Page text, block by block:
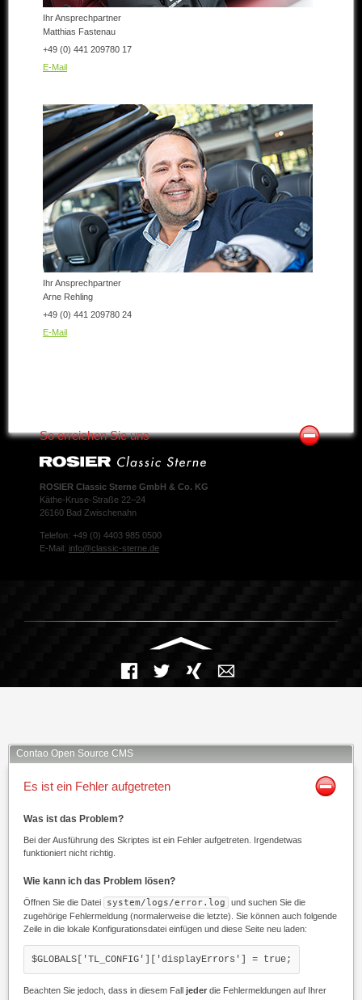
Haftungsausschluss
Ihr Ansprechpartner
Matthias Fastenau
+49 (0) 441 209780 17
E-Mail
Ihr Ansprechpartner
Arne Rehling
+49 (0) 441 209780 24
E-Mail
So erreichen Sie uns
ROSIER Classic Sterne GmbH & Co. KG
Käthe-Kruse-Straße 22–24
26160 Bad Zwischenahn
Telefon: +49 (0) 4403 985 0500
E-Mail: info@classic-sterne.de
Facebook Twitter Xing
Contao Open Source CMS
Es ist ein Fehler aufgetreten
Was ist das Problem?
Bei der Ausführung des Skriptes ist ein Fehler aufgetreten. Irgendetwas
funktioniert nicht richtig.
Wie kann ich das Problem lösen?
Öffnen Sie die Datei system/logs/error.log
und suchen Sie die
zugehörige Fehlermeldung (normalerweise die letzte). Sie können auch folgende
Zeile in die lokale Konfigurationsdatei einfügen und diese Seite neu laden:
$GLOBALS['TL_CONFIG']['displayErrors'] = true;
Beachten Sie jedoch, dass in diesem Fall jeder die Fehlermeldungen auf Ihrer